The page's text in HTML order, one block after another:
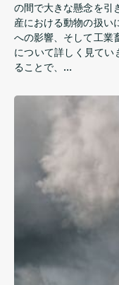
の間で大きな懸念を引
産における動物の扱い
への影響、そして工業
について詳しく見て
ることで、…